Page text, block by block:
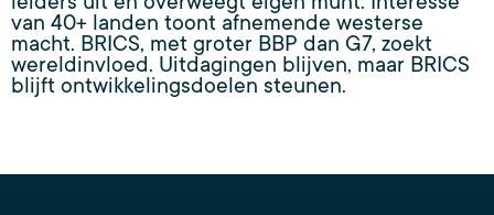
van 40+ landen toont afnemende westerse
macht. BRICS, met groter BBP dan G7, zoekt
wereldinvloed. Uitdagingen blijven, maar BRICS
blijft ontwikkelingsdoelen steunen.